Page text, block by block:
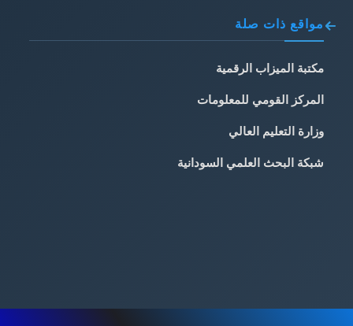
مواقع ذات صلة
مكتبة الميزاب الرقمية
المركز القومي للمعلومات
وزارة التعليم العالي
شبكة البحث العلمي السودانية